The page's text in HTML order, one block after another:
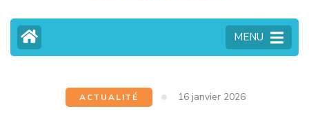
MENU
ACTUALITÉ 16 janvier 2026